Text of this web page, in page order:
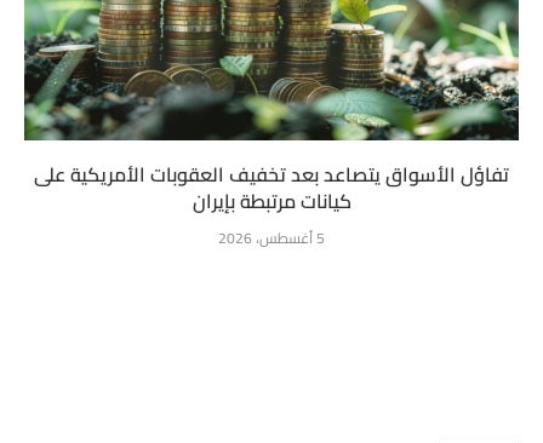
تفاؤل الأسواق يتصاعد بعد تخفيف العقوبات الأمريكية على
كيانات مرتبطة بإيران
5 أغسطس، 2026